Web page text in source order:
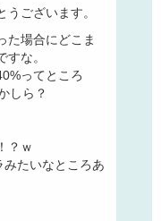
ございます。
た場合にどこま
な。
ってところ
しら？
？ｗ
みたいなところあ